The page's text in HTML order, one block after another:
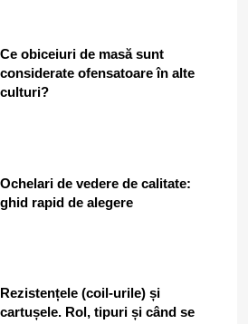
considerate ofensatoare în alte
culturi?
ghid rapid de alegere
cartușele. Rol, tipuri și când se
schimbă